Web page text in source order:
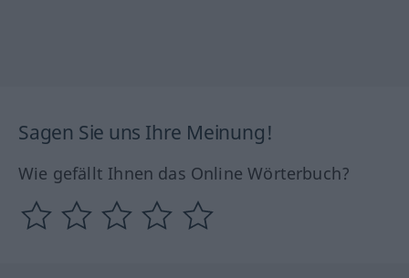
Sagen Sie uns Ihre Meinung!
Wie gefällt Ihnen das Online Wörterbuch?